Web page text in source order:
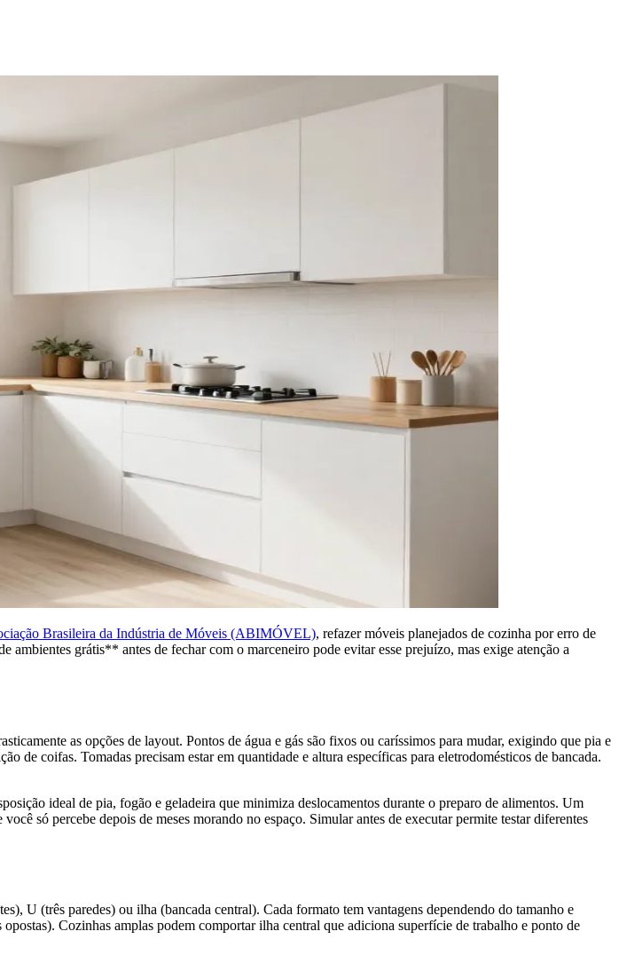
Brasileira da Indústria de Móveis (ABIMÓVEL), refazer móveis planejados de cozinha por erro de
grátis** antes de fechar com o marceneiro pode evitar esse prejuízo, mas exige atenção a
as opções de layout. Pontos de água e gás são fixos ou caríssimos para mudar, exigindo que pia e
de coifas. Tomadas precisam estar em quantidade e altura específicas para eletrodomésticos de bancada.
ideal de pia, fogão e geladeira que minimiza deslocamentos durante o preparo de alimentos. Um
só percebe depois de meses morando no espaço. Simular antes de executar permite testar diferentes
U (três paredes) ou ilha (bancada central). Cada formato tem vantagens dependendo do tamanho e
Cozinhas amplas podem comportar ilha central que adiciona superfície de trabalho e ponto de